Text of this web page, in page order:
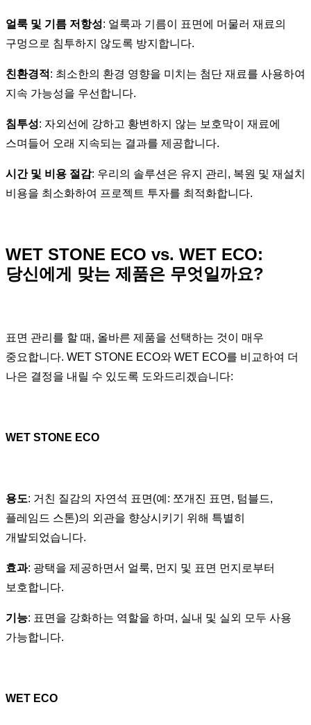
얼룩 및 기름 저항성: 얼룩과 기름이 표면에 머물러 재료의
구멍으로 침투하지 않도록 방지합니다.
친환경적 : 최소한의 환경 영향을 미치는 첨단 재료를 사용하여
지속 가능성을 우선합니다.
침투성: 자외선에 강하고 황변하지 않는 보호막이 재료에
스며들어 오래 지속되는 결과를 제공합니다.
시간 및 비용 절감: 우리의 솔루션은 유지 관리, 복원 및 재설치
비용을 최소화하여 프로젝트 투자를 최적화합니다.
WET STONE ECO vs. WET ECO:
당신에게 맞는 제품은 무엇일까요?
표면 관리를 할 때, 올바른 제품을 선택하는 것이 매우
중요합니다. WET STONE ECO와 WET ECO를 비교하여 더
나은 결정을 내릴 수 있도록 도와드리겠습니다:
WET STONE ECO
용도: 거친 질감의 자연석 표면(예: 쪼개진 표면, 텀블드,
플레임드 스톤)의 외관을 향상시키기 위해 특별히
개발되었습니다.
효과: 광택을 제공하면서 얼룩, 먼지 및 표면 먼지로부터
보호합니다.
기능: 표면을 강화하는 역할을 하며, 실내 및 실외 모두 사용
가능합니다.
WET ECO